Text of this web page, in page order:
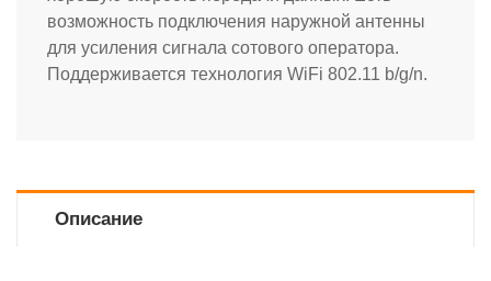
возможность подключения наружной антенны
для усиления сигнала сотового оператора.
Поддерживается технология WiFi 802.11 b/g/n.
Описание